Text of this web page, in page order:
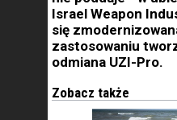
Israel Weapon
się
zastosowaniu
odmiana UZI-Pro.
Zobacz także